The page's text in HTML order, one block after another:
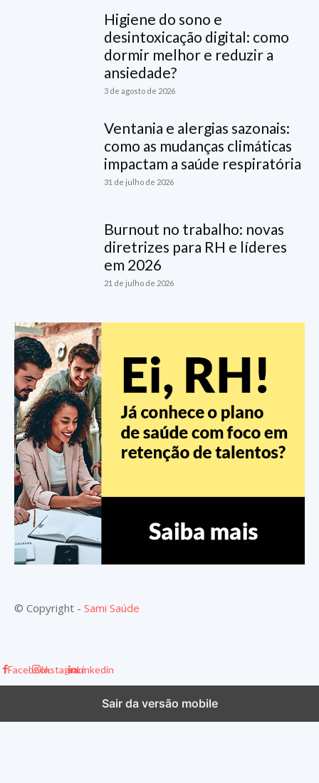
Higiene do sono e
desintoxicação digital: como
dormir melhor e reduzir a
ansiedade?
3 de agosto de 2026
Ventania e alergias sazonais:
como as mudanças climáticas
impactam a saúde respiratória
31 de julho de 2026
Burnout no trabalho: novas
diretrizes para RH e líderes
em 2026
21 de julho de 2026
© Copyright - Sami Saúde
FacebookInstagramLinkedin
Sair da versão mobile